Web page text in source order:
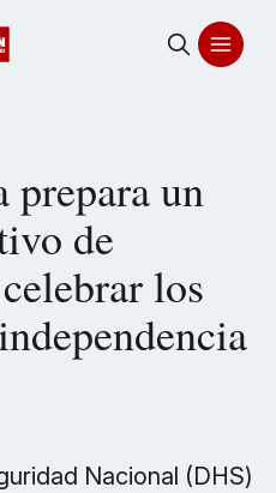
prepara un
de
los
Nacional (DHS)